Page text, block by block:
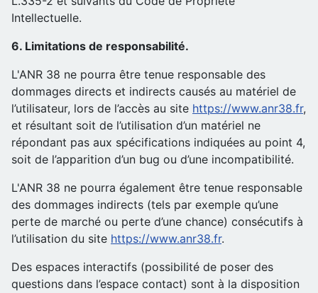
Intellectuelle.
6. Limitations de responsabilité.
L'ANR 38 ne pourra être tenue responsable des
dommages directs et indirects causés au matériel de
l’utilisateur, lors de l’accès au site https://www.anr38.fr,
et résultant soit de l’utilisation d’un matériel ne
répondant pas aux spécifications indiquées au point 4,
soit de l’apparition d’un bug ou d’une incompatibilité.
L'ANR 38 ne pourra également être tenue responsable
des dommages indirects (tels par exemple qu’une
perte de marché ou perte d’une chance) consécutifs à
l’utilisation du site https://www.anr38.fr.
Des espaces interactifs (possibilité de poser des
questions dans l’espace contact) sont à la disposition